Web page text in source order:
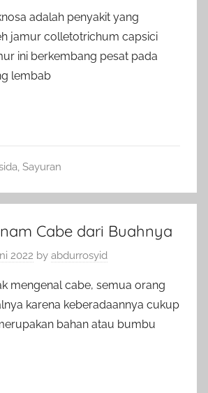
adalah penyakit yang
jamur colletotrichum capsici
ini berkembang pesat pada
lembab
Sayuran
Cabe dari Buahnya
2022 by abdurrosyid
mengenal cabe, semua orang
karena keberadaannya cukup
bahan atau bumbu